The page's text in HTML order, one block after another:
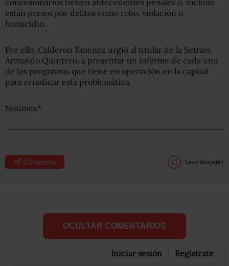
están presos por delitos como robo, violación u
homicidio.
Por ello, Calderón Jiménez urgió al titular de la Setravi,
Armando Quintero, a presentar un informe de cada uno
de los programas que tiene en operación en la capital
para erradicar esta problemática.
Notimex*
Compartir Leer después
OCULTAR COMENTARIOS
Iniciar sesión Registrate